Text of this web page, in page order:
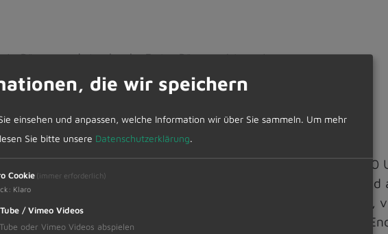
Bürgersprechstunden des Ersten Bürgermeisters
Ersten Bürgermeisters
Endres am Montag, 23. Januar 2023 von 12:00 – 13.00
dienen für kurze Anfragen oder Mitteilungen und
ist vorab notwendig. Ebenso haben Sie auch die Möglichkeit,
Mitteilungen anzubringen und mit Bürgermeister Werner
die wir speichern
einsehen und anpassen, welche Information wir über Sie sammeln. Um mehr
Sie bitte unsere Datenschutzerklärung.
Cookie (immer erforderlich)
: Klaro
/ Vimeo Videos
oder Vimeo Videos abspielen